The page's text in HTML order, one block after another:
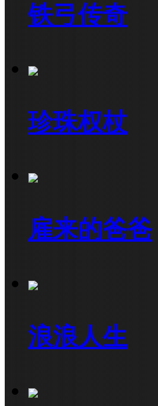
铁弓传奇
珍珠权杖
雇来的爸爸
浪浪人生